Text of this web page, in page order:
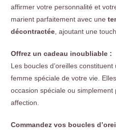
affirmer votre personnalité et
marient parfaitement avec une
décontractée , ajoutant une
Offrez un cadeau inoubliable :
Les boucles d’oreilles
femme spéciale de votre vie.
occasion spéciale ou
affection.
Commandez vos boucles